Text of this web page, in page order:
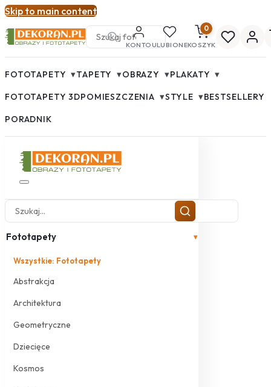
Skip to main content
KONTOULUBIONE
0
KOSZYK
FOTOTAPETY ▾TAPETY ▾OBRAZY ▾PLAKATY ▾
FOTOTAPETY 3DPOMIESZCZENIA ▾STYLE ▾BESTSELLERY
PORADNIK
Fototapety ▾
Wszystkie: Fototapety
Abstrakcja
Architektura
Geometryczne
Dziecięce
Kosmos